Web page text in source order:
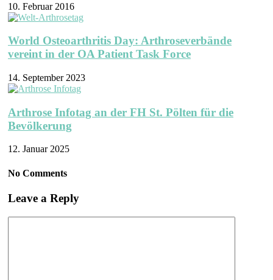
10. Februar 2016
World Osteoarthritis Day: Arthroseverbände
vereint in der OA Patient Task Force
14. September 2023
Arthrose Infotag an der FH St. Pölten für die
Bevölkerung
12. Januar 2025
No Comments
Leave a Reply